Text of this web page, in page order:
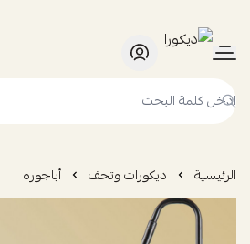
ديكورا
الرئيسية ديكورات وتحف أباجوره